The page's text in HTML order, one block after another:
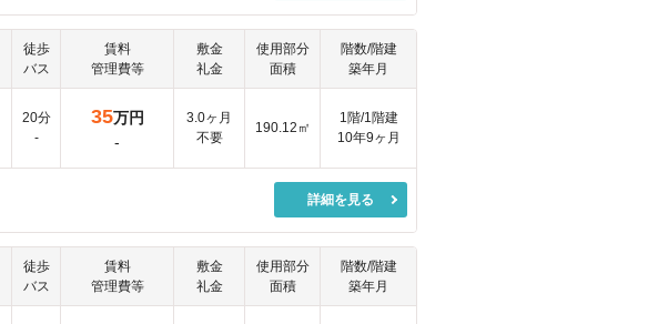
徒歩
バス
賃料
管理費等
敷金
礼金
使用部分
面積
階数/階建
築年月
20分
-
35万円
-
3.0ヶ月
不要
190.12㎡
1階/1階建
10年9ヶ月
詳細を見る
徒歩
バス
賃料
管理費等
敷金
礼金
使用部分
面積
階数/階建
築年月